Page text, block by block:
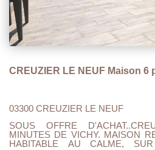
CREUZIER LE NEUF Maison 6
03300 CREUZIER LE NEUF
SOUS OFFRE
MINUTES DE VICHY. MAISON
HABITABLE AU CALME,